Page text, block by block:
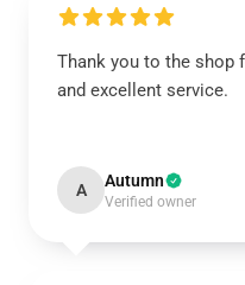
Thank you to the shop
and excellent service.
A Autumn
Verified owner